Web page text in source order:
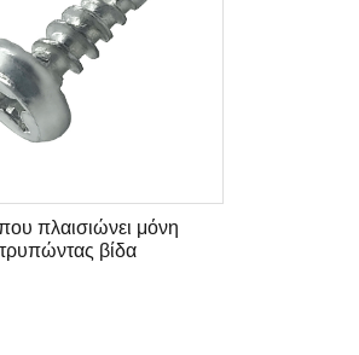
Επικεφαλής μόνη τρυπώντας βίδα
δεκαεξαδικού με το πλυντήριο